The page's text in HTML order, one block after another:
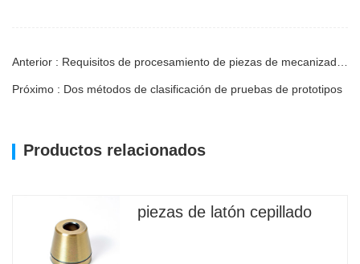
Próximo : Dos métodos de clasificación de pruebas de prototipos
Productos relacionados
piezas de latón cepillado